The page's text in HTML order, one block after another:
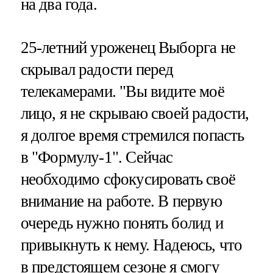
на два года.
25-летний уроженец Выборга не
скрывал радости перед
телекамерами. "Вы видите моё
лицо, я не скрываю своей радости,
я долгое время стремился попасть
в "Формулу-1". Сейчас
необходимо сфокусировать своё
внимание на работе. В первую
очередь нужно понять болид и
привыкнуть к нему. Надеюсь, что
в предстоящем сезоне я смогу